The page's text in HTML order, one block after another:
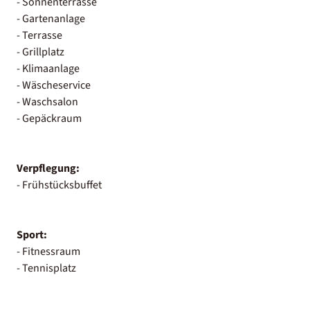
- Gartenanlage
- Terrasse
- Grillplatz
- Klimaanlage
- Wäscheservice
- Waschsalon
- Gepäckraum
Verpflegung:
- Frühstücksbuffet
Sport:
- Fitnessraum
- Tennisplatz